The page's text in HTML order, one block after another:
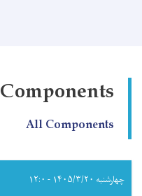
Components
All Components
چهارشنبه ۱۴۰۵/۳/۲۰ - ۱۲:۰